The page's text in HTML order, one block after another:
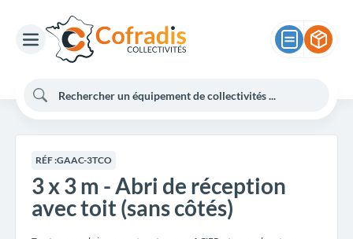
RÉF :GAAC-3TCO
3 x 3 m - Abri de réception
avec toit (sans côtés)